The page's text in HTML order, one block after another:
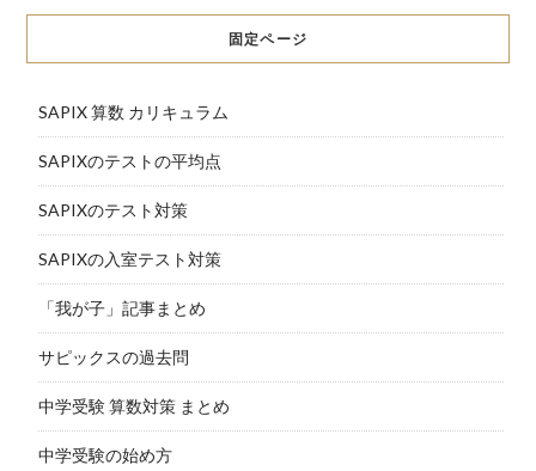
固定ページ
SAPIX 算数 カリキュラム
SAPIXのテストの平均点
SAPIXのテスト対策
SAPIXの入室テスト対策
「我が子」記事まとめ
サピックスの過去問
中学受験 算数対策 まとめ
中学受験の始め方